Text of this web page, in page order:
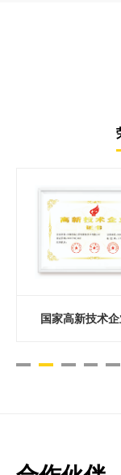
国家高新技术
内衬软管注胶